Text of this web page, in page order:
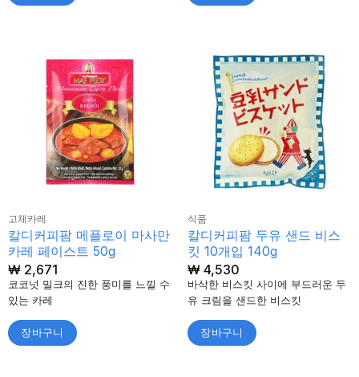
고체카레
칼디커피팜 메플로이 마사만
카레 페이스트 50g
₩2,671
코코넛 밀크의 진한 풍미를 느낄 수
있는 카레
장바구니
식품
칼디커피팜 두유 샌드 비스
킷 10개입 140g
₩4,530
바삭한 비스킷 사이에 부드러운 두
유 크림을 샌드한 비스킷
장바구니